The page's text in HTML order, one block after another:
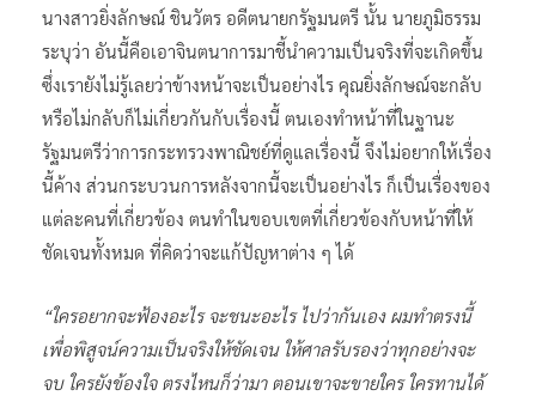
นางสาวยิ่งลักษณ์ ชินวัตร อดีตนายกรัฐมนตรี นั้น นายภูมิธรรม
ระบุว่า อันนี้คือเอาจินตนาการมาชี้นำความเป็นจริงที่จะเกิดขึ้น
ซึ่งเรายังไม่รู้เลยว่าข้างหน้าจะเป็นอย่างไร คุณยิ่งลักษณ์จะกลับ
หรือไม่กลับก็ไม่เกี่ยวกันกับเรื่องนี้ ตนเองทำหน้าที่ในฐานะ
รัฐมนตรีว่าการกระทรวงพาณิชย์ที่ดูแลเรื่องนี้ จึงไม่อยากให้เรื่อง
นี้ค้าง ส่วนกระบวนการหลังจากนี้จะเป็นอย่างไร ก็เป็นเรื่องของ
แต่ละคนที่เกี่ยวข้อง ตนทำในขอบเขตที่เกี่ยวข้องกับหน้าที่ให้
ชัดเจนทั้งหมด ที่คิดว่าจะแก้ปัญหาต่าง ๆ ได้
“ใครอยากจะฟ้องอะไร จะชนะอะไร ไปว่ากันเอง ผมทำตรงนี้
เพื่อพิสูจน์ความเป็นจริงให้ชัดเจน ให้ศาลรับรองว่าทุกอย่างจะ
จบ ใครยังข้องใจ ตรงไหนก็ว่ามา ตอนเขาจะขายใคร ใครทานได้